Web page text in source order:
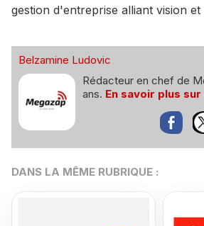
gestion d'entreprise alliant vision et
Belzamine Ludovic
Rédacteur en chef de
ans. En savoir plus
DANS LA MÊME RUBRIQUE :